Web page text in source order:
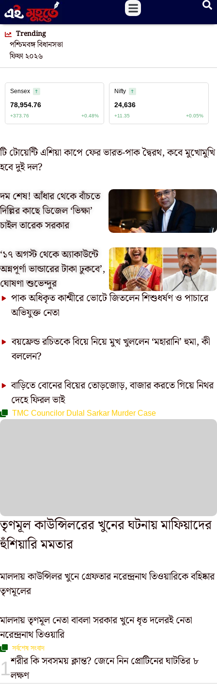
Trending
পশ্চিমবঙ্গ বিধানসভা
ফিফা ২০২৬
টি টোয়েন্টি এশিয়া কাপে ফের ভারত-পাক দ্বৈরথ, কবে মুখোমুখি
হবে দুই দল?
দম শেষ! আঁধার থেকে বাঁচতে
দিল্লির কাছে ডিজেল ‘ভিক্ষা’
চাইল তারেক সরকার
‘১৭ অগস্ট থেকে অ্যাকাউন্টে
অন্নপূর্ণা ভান্ডারের টাকা ঢুকবে’,
ঘোষণা শুভেন্দুর
পাক অধিকৃত কাশ্মীরে ভোটে জিতলেন শিশুধর্ষণ ও পাচারে
অভিযুক্ত নেতা
বয়ফ্রেন্ড রচিতকে বিয়ে নিয়ে মুখ খুললেন ‘মহারানি’ হুমা, কী
বললেন?
বাড়িতে বোনের বিয়ের তোড়জোড়, বাজার করতে গিয়ে নিথর
দেহে ফিরল ভাই
TMC Councilor Dulal Sarkar Murder Case
তৃণমূল কাউন্সিলরের খুনের ঘটনায় মাফিয়াদের
হুঁশিয়ারি মমতার
মালদায় কাউন্সিলর খুনে গ্রেফতার নরেন্দ্রনাথ তিওয়ারিকে বহিষ্কার
তৃণমূলের
মালদায় তৃণমূল নেতা বাবলা সরকার খুনে ধৃত দলেরই নেতা
নরেন্দ্রনাথ তিওয়ারি
সর্বশেষ সংবাদ
শরীর কি সবসময় ক্লান্ত? জেনে নিন প্রোটিনের ঘাটতির ৮
লক্ষণ